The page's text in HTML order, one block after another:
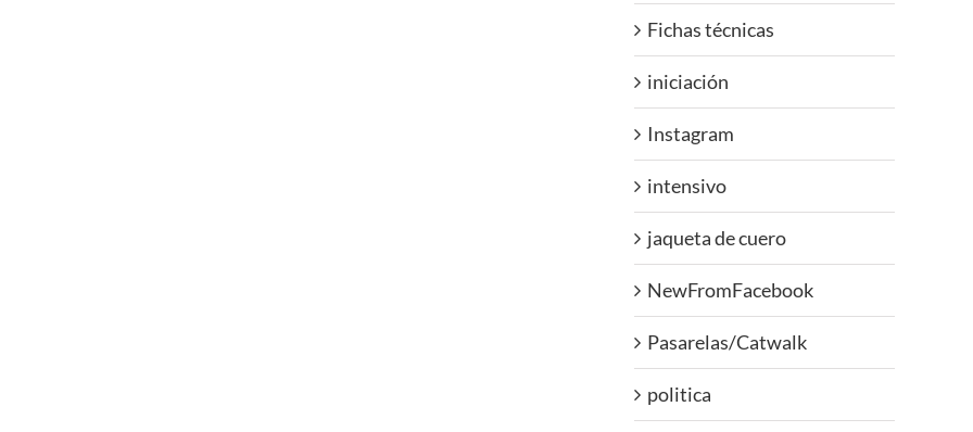
Fichas técnicas
iniciación
Instagram
intensivo
jaqueta de cuero
NewFromFacebook
Pasarelas/Catwalk
politica